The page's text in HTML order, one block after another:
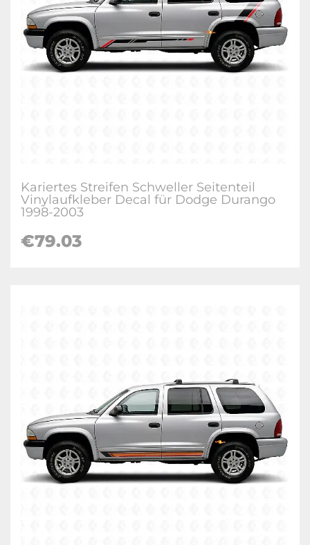
Kariertes Streifen Schweller Seitenteil
Vinylaufkleber Decal für Dodge Durango
1998-2003
€79.03